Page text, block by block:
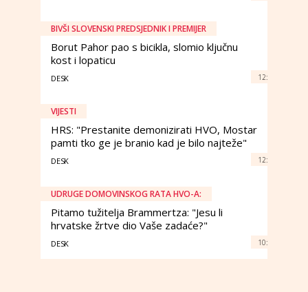
BIVŠI SLOVENSKI PREDSJEDNIK I PREMIJER
Borut Pahor pao s bicikla, slomio ključnu
kost i lopaticu
DESK 12:
VIJESTI
HRS: "Prestanite demonizirati HVO, Mostar
pamti tko ge je branio kad je bilo najteže"
DESK 12:
UDRUGE DOMOVINSKOG RATA HVO-A:
Pitamo tužitelja Brammertza: "Jesu li
hrvatske žrtve dio Vaše zadaće?"
DESK 10: